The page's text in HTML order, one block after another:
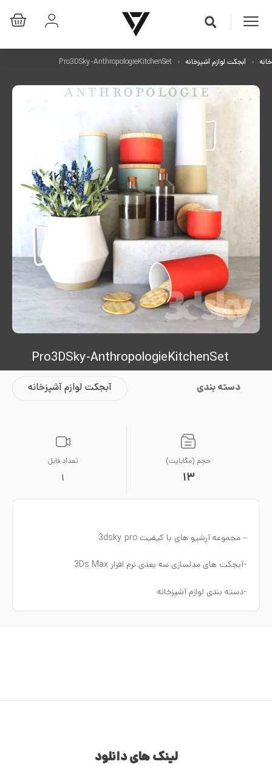
خانه آبجکت لوازم آشپزخانه
Pro3DSky-AnthropologieKitchenSet
دسته بندی آبجکت لوازم آشپزخانه
حجم (مگابایت)
13
تعداد فایل
1
– مجموعه آرشیو های با کیفیت 3dsky pro
-آبجکت های مدلسازی سه بعدی نرم افزار 3Ds Max
-دسته بندی لوازم آشپزخانه
لینک های دانلود